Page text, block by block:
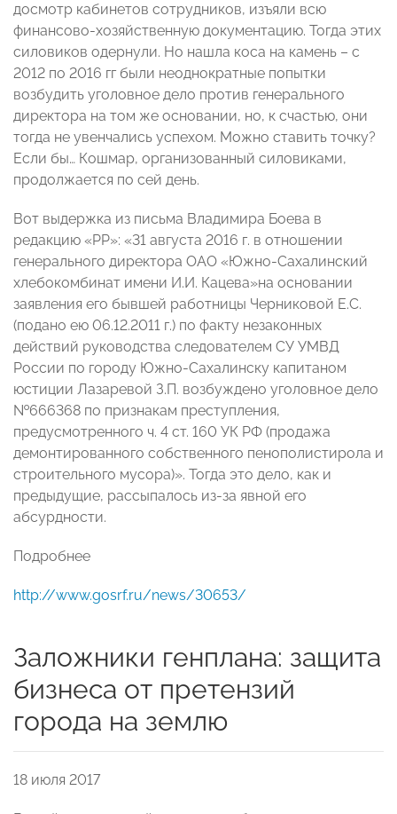
досмотр кабинетов сотрудников, изъяли всю
финансово-хозяйственную документацию. Тогда этих
силовиков одернули. Но нашла коса на камень – с
2012 по 2016 гг были неоднократные попытки
возбудить уголовное дело против генерального
директора на том же основании, но, к счастью, они
тогда не увенчались успехом. Можно ставить точку?
Если бы… Кошмар, организованный силовиками,
продолжается по сей день.
Вот выдержка из письма Владимира Боева в
редакцию «РР»: «31 августа 2016 г. в отношении
генерального директора ОАО «Южно-Сахалинский
хлебокомбинат имени И.И. Кацева»на основании
заявления его бывшей работницы Черниковой Е.С.
(подано ею 06.12.2011 г.) по факту незаконных
действий руководства следователем СУ УМВД
России по городу Южно-Сахалинску капитаном
юстиции Лазаревой З.П. возбуждено уголовное дело
№666368 по признакам преступления,
предусмотренного ч. 4 ст. 160 УК РФ (продажа
демонтированного собственного пенополистирола и
строительного мусора)». Тогда это дело, как и
предыдущие, рассыпалось из-за явной его
абсурдности.
Подробнее
http://www.gosrf.ru/news/30653/
Заложники генплана: защита
бизнеса от претензий
города на землю
18 июля 2017